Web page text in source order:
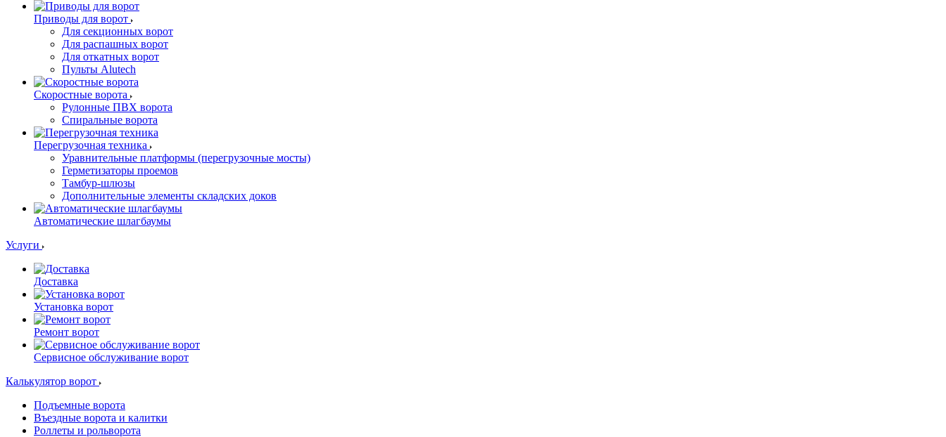
Приводы для ворот
Для секционных ворот
Для распашных ворот
Для откатных ворот
Пульты Alutech
Скоростные ворота
Рулонные ПВХ ворота
Спиральные ворота
Перегрузочная техника
Уравнительные платформы (перегрузочные мосты)
Герметизаторы проемов
Тамбур-шлюзы
Дополнительные элементы складских доков
Автоматические шлагбаумы
Услуги
Доставка
Установка ворот
Ремонт ворот
Сервисное обслуживание ворот
Калькулятор ворот
Подъемные ворота
Въездные ворота и калитки
Роллеты и рольворота